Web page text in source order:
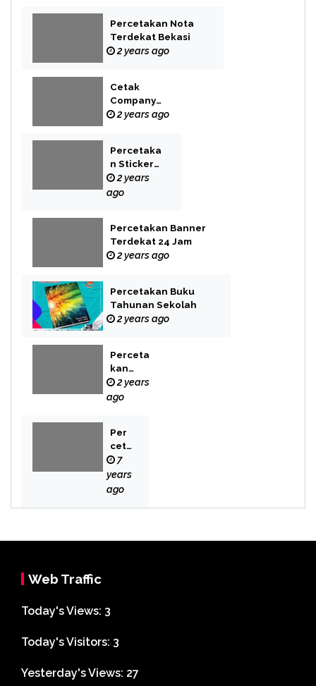
Percetakan Nota
Terdekat Bekasi
2 years ago
Cetak
Company
Profile Bekasi
2 years ago
Percetaka
n Sticker
Label
2 years
ago
Percetakan Banner
Terdekat 24 Jam
2 years ago
Percetakan Buku
Tahunan Sekolah
2 years ago
Perceta
kan
Buku
Novel
2 years
ago
Per
cet
aka
n
Bek
7
years
ago
Web Traffic
Today's Views: 3
Today's Visitors: 3
Yesterday's Views: 27